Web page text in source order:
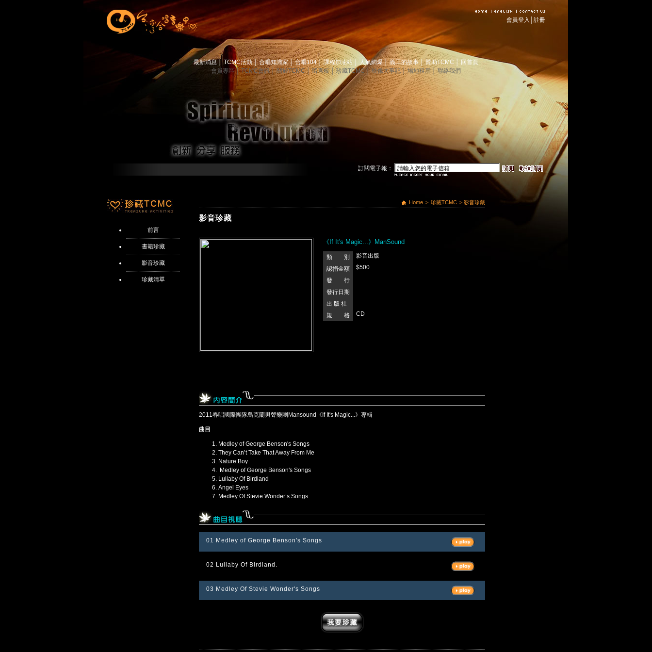
註冊
會員登入
最新消息 TCMC活動│ 合唱知識家│ 合唱104│ 課程加油站 人氣網爆│ 義工的故事 │ 贊助TCMC │ 回首頁
會員專區│ TCMC會訊│ 關於TCMC│ 留言板│ 珍藏TCMC│ 映像大事記│ 場地租用│ 聯絡我們
訂閱電子報：
前言
書籍珍藏
影音珍藏
珍藏清單
Home > 珍藏TCMC > 影音珍藏
影音珍藏
《If It's Magic...》ManSound
類 別
影音出版
認捐金額
$500
發 行
發行日期
出 版 社
規 格
CD
2011春唱國際團隊烏克蘭男聲樂團Mansound《If It's Magic...》專輯
曲目
Medley of George Benson's Songs
They Can’t Take That Away From Me
Nature Boy
Medley of George Benson's Songs
Lullaby Of Birdland
Angel Eyes
Medley Of Stevie Wonder’s Songs
01 Medley of George Benson's Songs
02 Lullaby Of Birdland.
03 Medley Of Stevie Wonder's Songs